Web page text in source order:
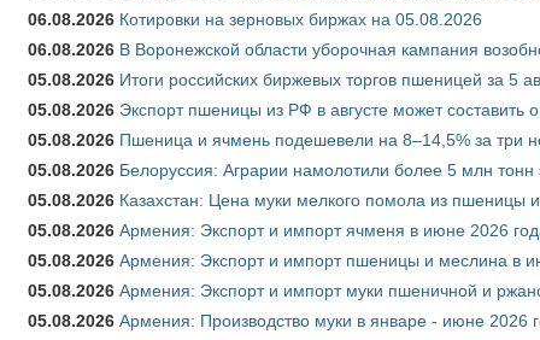
06.08.2026 Котировки на зерновых биржах на 05.08.2026
06.08.2026 В Воронежской области уборочная кампания
05.08.2026 Итоги российских биржевых торгов пшеницей за 5
05.08.2026 Экспорт пшеницы из РФ в августе может составить
05.08.2026 Пшеница и ячмень подешевели на 8–14,5% за три
05.08.2026 Белоруссия: Аграрии намолотили более 5 млн тонн
05.08.2026 Казахстан: Цена муки мелкого помола из пшеницы
05.08.2026 Армения: Экспорт и импорт ячменя в июне 2026
05.08.2026 Армения: Экспорт и импорт пшеницы и меслина в
05.08.2026 Армения: Экспорт и импорт муки пшеничной и
05.08.2026 Армения: Производство муки в январе - июне 2026